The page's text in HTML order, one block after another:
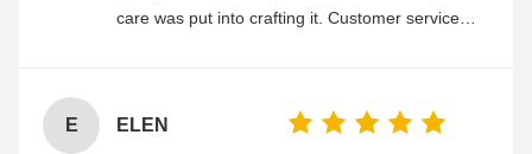
care was put into crafting it. Customer service
E ELEN